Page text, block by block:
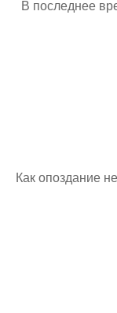
В последнее
Как опоздание